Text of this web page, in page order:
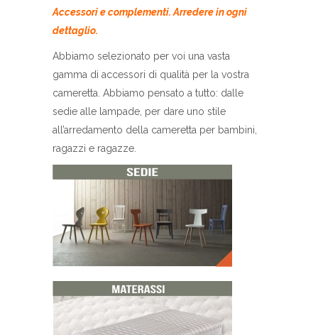
Accessori e complementi. Arredere in ogni
dettaglio.
Abbiamo selezionato per voi una vasta
gamma di accessori di qualità per la vostra
cameretta. Abbiamo pensato a tutto: dalle
sedie alle lampade, per dare uno stile
all’arredamento della cameretta per bambini,
ragazzi e ragazze.